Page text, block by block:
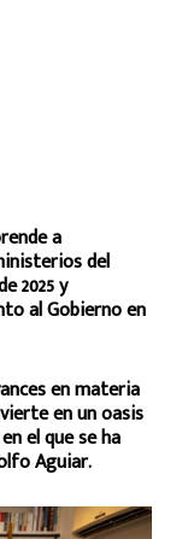
a
del
2025 y
al Gobierno en
en materia
en un oasis
el que se ha
Aguiar.